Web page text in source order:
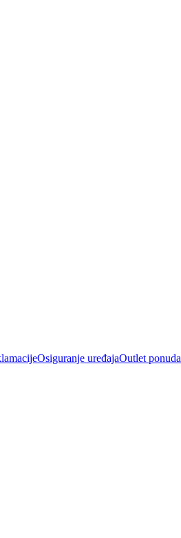
Osiguranje uređajaOutlet ponuda